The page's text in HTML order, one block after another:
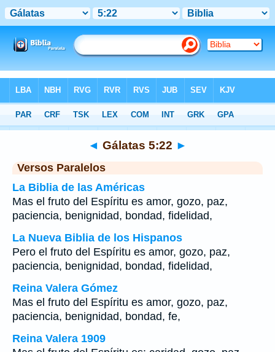
>Gálatas Capítulo 5 > Verso 22
◄ Gálatas 5:22 ►
Versos Paralelos
La Biblia de las Américas
Mas el fruto del Espíritu es amor, gozo, paz,
paciencia, benignidad, bondad, fidelidad,
La Nueva Biblia de los Hispanos
Pero el fruto del Espíritu es amor, gozo, paz,
paciencia, benignidad, bondad, fidelidad,
Reina Valera Gómez
Mas el fruto del Espíritu es amor, gozo, paz,
paciencia, benignidad, bondad, fe,
Reina Valera 1909